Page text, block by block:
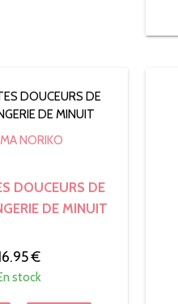
NORIKO
DOUCEURS DE
DE MINUIT
€
stock